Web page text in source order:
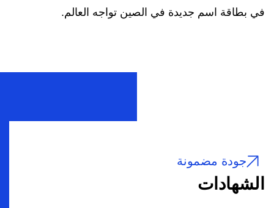
في بطاقة اسم جديدة في الصين تواجه العالم.
جودة مضمونة
الشهادات